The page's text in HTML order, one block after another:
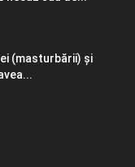
(masturbării) şi